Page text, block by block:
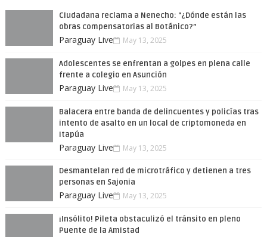
Ciudadana reclama a Nenecho: "¿Dónde están las
obras compensatorias al Botánico?”
Paraguay Live May 13, 2025
Adolescentes se enfrentan a golpes en plena calle
frente a colegio en Asunción
Paraguay Live May 13, 2025
Balacera entre banda de delincuentes y policías tras
intento de asalto en un local de criptomoneda en
Itapúa
Paraguay Live May 13, 2025
Desmantelan red de microtráfico y detienen a tres
personas en Sajonia
Paraguay Live May 13, 2025
¡Insólito! Pileta obstaculizó el tránsito en pleno
Puente de la Amistad